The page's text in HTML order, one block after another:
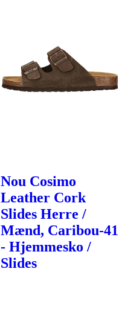
Nou Cosimo
Leather Cork
Slides Herre /
Mænd, Caribou-41
- Hjemmesko /
Slides